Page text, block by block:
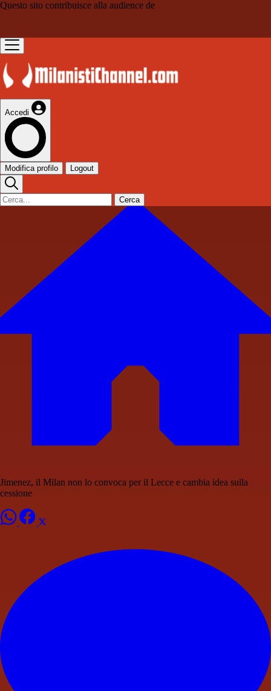
Questo sito contribuisce alla audience de
Accedi
Modifica profilo Logout
Cerca
Jimenez, il Milan non lo convoca per il Lecce e cambia idea sulla
cessione